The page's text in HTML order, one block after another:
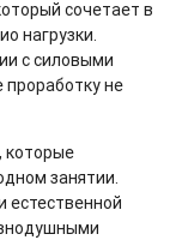
сочетает в
нагрузки.
с силовыми
не
которые
занятии.
естественной